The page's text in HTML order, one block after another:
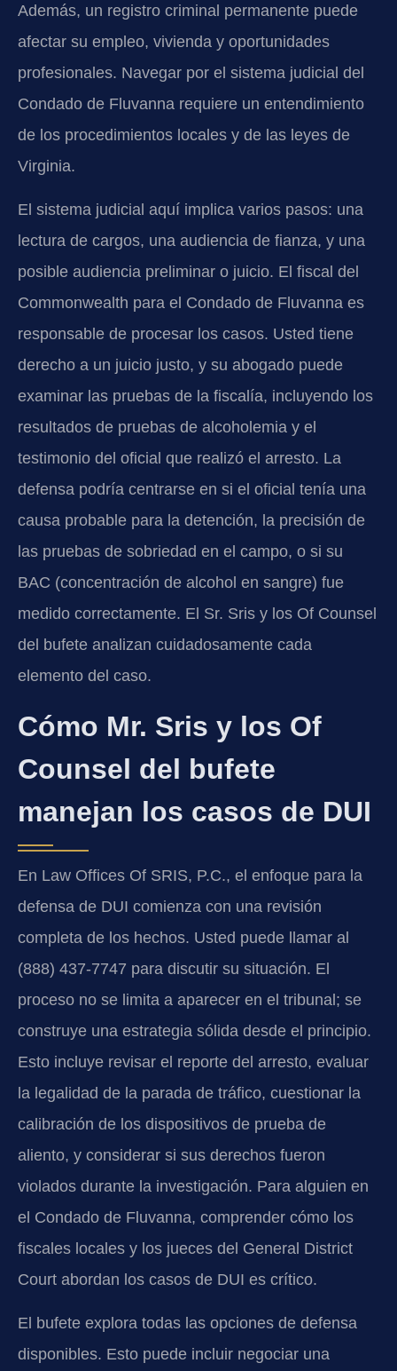
Además, un registro criminal permanente puede
afectar su empleo, vivienda y oportunidades
profesionales. Navegar por el sistema judicial del
Condado de Fluvanna requiere un entendimiento
de los procedimientos locales y de las leyes de
Virginia.
El sistema judicial aquí implica varios pasos: una
lectura de cargos, una audiencia de fianza, y una
posible audiencia preliminar o juicio. El fiscal del
Commonwealth para el Condado de Fluvanna es
responsable de procesar los casos. Usted tiene
derecho a un juicio justo, y su abogado puede
examinar las pruebas de la fiscalía, incluyendo los
resultados de pruebas de alcoholemia y el
testimonio del oficial que realizó el arresto. La
defensa podría centrarse en si el oficial tenía una
causa probable para la detención, la precisión de
las pruebas de sobriedad en el campo, o si su
BAC (concentración de alcohol en sangre) fue
medido correctamente. El Sr. Sris y los Of Counsel
del bufete analizan cuidadosamente cada
elemento del caso.
Cómo Mr. Sris y los Of
Counsel del bufete
manejan los casos de DUI
En Law Offices Of SRIS, P.C., el enfoque para la
defensa de DUI comienza con una revisión
completa de los hechos. Usted puede llamar al
(888) 437-7747 para discutir su situación. El
proceso no se limita a aparecer en el tribunal; se
construye una estrategia sólida desde el principio.
Esto incluye revisar el reporte del arresto, evaluar
la legalidad de la parada de tráfico, cuestionar la
calibración de los dispositivos de prueba de
aliento, y considerar si sus derechos fueron
violados durante la investigación. Para alguien en
el Condado de Fluvanna, comprender cómo los
fiscales locales y los jueces del General District
Court abordan los casos de DUI es crítico.
El bufete explora todas las opciones de defensa
disponibles. Esto puede incluir negociar una